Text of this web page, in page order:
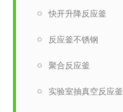
快开升降反应釜
反应釜不锈钢
聚合反应釜
实验室抽真空反应釜